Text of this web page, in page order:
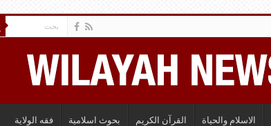
الاسلام والحياة القرآن الكريم بحوث اسلامية فقه الولاية